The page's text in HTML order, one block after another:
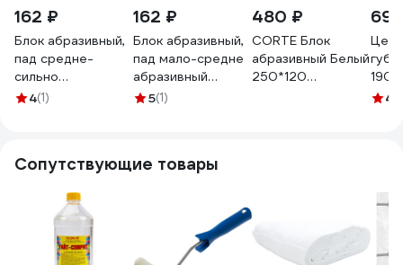
162 ₽
Блок абразивный,
пад средне-
сильно
абразивный
4(1)
162 ₽
Блок абразивный,
пад мало-средне
абразивный
CORTE 250x120
5(1)
480 ₽
CORTE Блок
абразивный Белый
250*120
00-4.9
Сопутствующие товары